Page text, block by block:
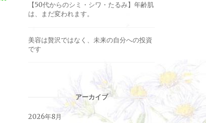
【50代からのシミ・シワ・たるみ】年齢肌
は、まだ変われます。
美容は贅沢ではなく、未来の自分への投資
です
アーカイブ
2026年8月